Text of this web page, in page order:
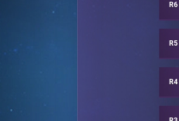
R6
R5
R4